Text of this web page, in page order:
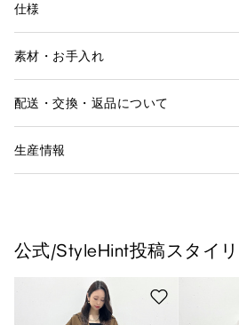
仕様
素材・お手入れ
配送・交換・返品について
生産情報
公式/StyleHint投稿スタイ